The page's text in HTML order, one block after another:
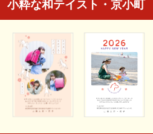
小粋な和テイスト・京小町